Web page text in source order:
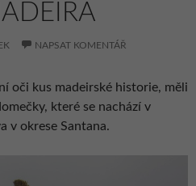
NAPSAT KOMENTÁŘ
oči kus madeirské historie, měli
které se nachází v
v okrese Santana.